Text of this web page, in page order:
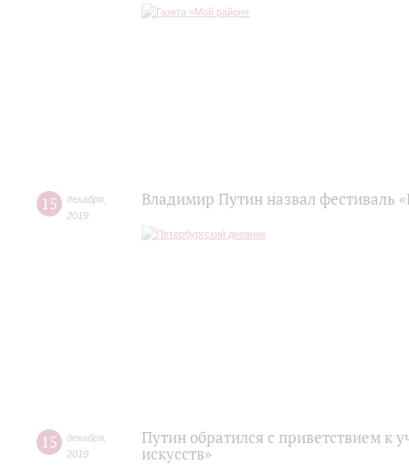
15 декабря
2019
Владимир Путин назвал фестиваль
15 декабря
2019
Путин обратился с приветствием к
искусств»